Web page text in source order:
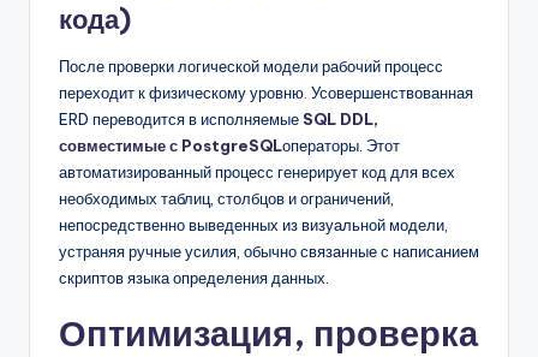
кода)
После проверки логической модели рабочий процесс
переходит к физическому уровню. Усовершенствованная
ERD переводится в исполняемые SQL DDL,
совместимые с PostgreSQLоператоры. Этот
автоматизированный процесс генерирует код для всех
необходимых таблиц, столбцов и ограничений,
непосредственно выведенных из визуальной модели,
устраняя ручные усилия, обычно связанные с написанием
скриптов языка определения данных.
Оптимизация, проверка